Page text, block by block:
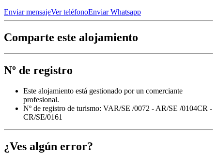
Enviar mensajeVer teléfonoEnviar Whatsapp
Comparte este alojamiento
Nº de registro
Este alojamiento está gestionado por un comerciante
profesional.
Nº de registro de turismo: VAR/SE /0072 - AR/SE /0104CR -
CR/SE/0161
¿Ves algún error?